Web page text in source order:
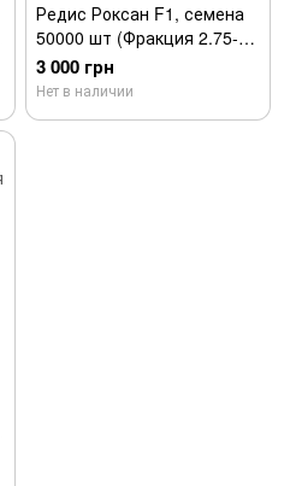
Редис Роксан F1, семена
50000 шт (Фракция 2.75-
3.00 мм), Bejo
3 000 грн
Нет в наличии